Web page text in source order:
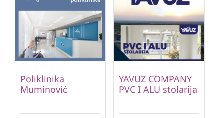
Poliklinika
Muminović
YAVUZ COMPANY
PVC I ALU stolarija